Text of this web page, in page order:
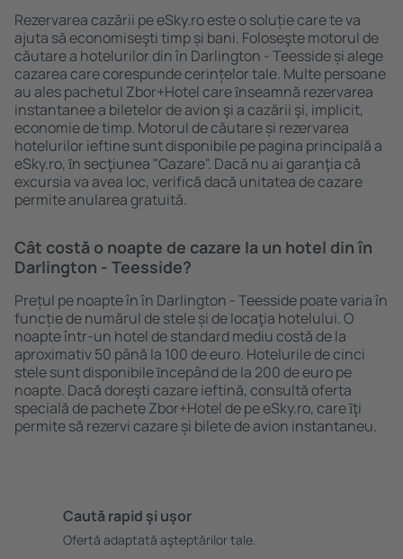
Rezervarea cazării pe eSky.ro este o soluție care te va
ajuta să economiseşti timp și bani. Foloseşte motorul de
căutare a hotelurilor din în Darlington - Teesside și alege
cazarea care corespunde cerințelor tale. Multe persoane
au ales pachetul Zbor+Hotel care ȋnseamnă rezervarea
instantanee a biletelor de avion şi a cazării şi, implicit,
economie de timp. Motorul de căutare și rezervarea
hotelurilor ieftine sunt disponibile pe pagina principală a
eSky.ro, ȋn secţiunea "Cazare". Dacă nu ai garanţia că
excursia va avea loc, verifică dacă unitatea de cazare
permite anularea gratuită.
Cât costă o noapte de cazare la un hotel din în
Darlington - Teesside?
Prețul pe noapte în în Darlington - Teesside poate varia în
funcție de numărul de stele și de locaţia hotelului. O
noapte într-un hotel de standard mediu costă de la
aproximativ 50 până la 100 de euro. Hotelurile de cinci
stele sunt disponibile ȋncepând de la 200 de euro pe
noapte. Dacă doreşti cazare ieftină, consultă oferta
specială de pachete Zbor+Hotel de pe eSky.ro, care ȋţi
permite să rezervi cazare și bilete de avion instantaneu.
Caută rapid şi uşor
Ofertă adaptată aşteptărilor tale.